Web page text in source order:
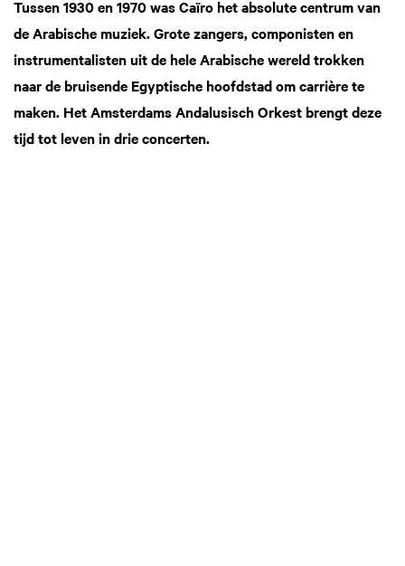
Tussen 1930 en 1970 was Caïro het absolute centrum van
de Arabische muziek. Grote zangers, componisten en
instrumentalisten uit de hele Arabische wereld trokken
naar de bruisende Egyptische hoofdstad om carrière te
maken. Het Amsterdams Andalusisch Orkest brengt deze
tijd tot leven in drie concerten.